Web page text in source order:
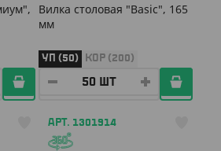
Вилка столовая "Basic", 165
мм
УП (50) КОР (200)
АРТ. 1301914